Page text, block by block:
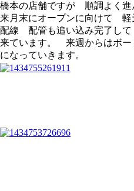
橋本の店舗ですが 順調よく進
来月末にオープンに向けて 軽
配線 配管も追い込み完了し
来ています。 来週からはボ
になっていきます。